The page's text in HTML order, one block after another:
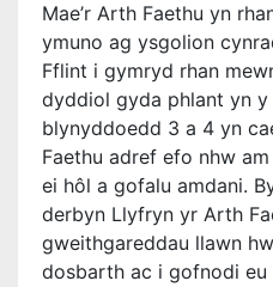
Mae’r Arth Faethu yn
ymuno ag ysgolion
Fflint i gymryd rhan
dyddiol gyda phlant yn
blynyddoedd 3 a 4 yn
Faethu adref efo nhw
ei hôl a gofalu amdani.
derbyn Llyfryn yr Arth
gweithgareddau llawn
dosbarth ac i gofnodi eu